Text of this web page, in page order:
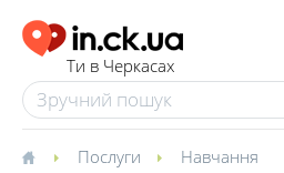
Ти в Черкасах
Послуги Навчання